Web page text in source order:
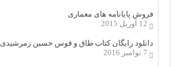
فروش پایانامه های معماری
12 آوریل 2015
دانلود رایگان کتاب طاق و قوس حسین زمرشیدی
7 نوامبر 2016